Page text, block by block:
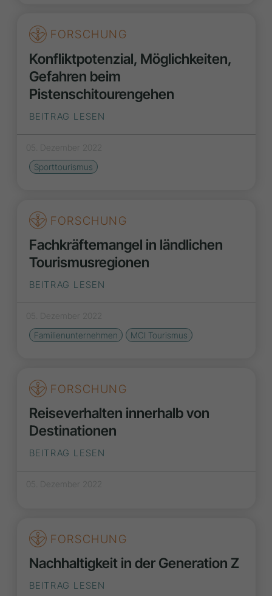
FORSCHUNG
Konfliktpotenzial, Möglichkeiten,
Gefahren beim
Pistenschitourengehen
BEITRAG LESEN
05. Dezember 2022
Sporttourismus
FORSCHUNG
Fachkräftemangel in ländlichen
Tourismusregionen
BEITRAG LESEN
05. Dezember 2022
Familienunternehmen
MCI Tourismus
FORSCHUNG
Reiseverhalten innerhalb von
Destinationen
BEITRAG LESEN
05. Dezember 2022
FORSCHUNG
Nachhaltigkeit in der Generation Z
BEITRAG LESEN